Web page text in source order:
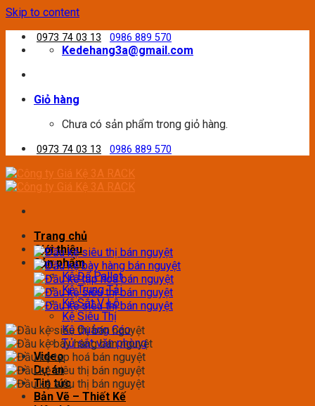
Skip to content
0973 74 03 13 0986 889 570
Kedehang3a@gmail.com
Giỏ hàng
Chưa có sản phẩm trong giỏ hàng.
0973 74 03 13 0986 889 570
Trang chủ
Giới thiệu
Sản phẩm
Kệ Để Pallet
Kệ Trung Tải
Kệ Sắt V Lỗ
Kệ Siêu Thị
Kệ Quảng Cáo
Tủ sắt văn phòng
Video
Dự án
Tin tức
Bản Vẽ – Thiết Kế